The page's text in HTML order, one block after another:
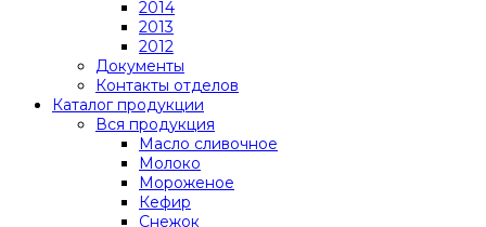
2014
2013
2012
Документы
Контакты отделов
Каталог продукции
Вся продукция
Масло сливочное
Молоко
Мороженое
Кефир
Снежок